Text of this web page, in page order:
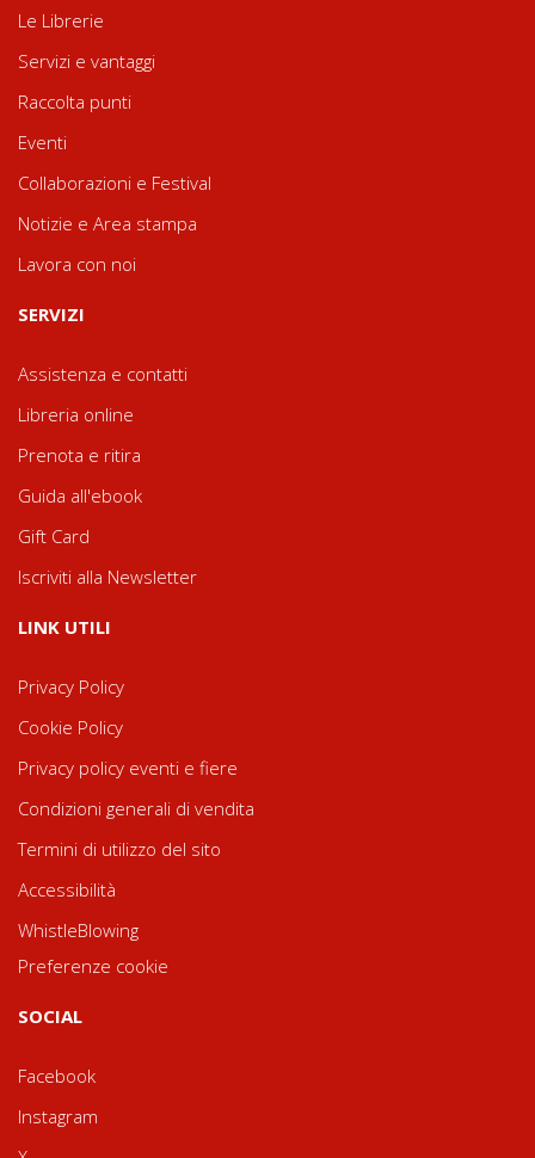
Le Librerie
Servizi e vantaggi
Raccolta punti
Eventi
Collaborazioni e Festival
Notizie e Area stampa
Lavora con noi
SERVIZI
Assistenza e contatti
Libreria online
Prenota e ritira
Guida all'ebook
Gift Card
Iscriviti alla Newsletter
LINK UTILI
Privacy Policy
Cookie Policy
Privacy policy eventi e fiere
Condizioni generali di vendita
Termini di utilizzo del sito
Accessibilità
WhistleBlowing
Preferenze cookie
SOCIAL
Facebook
Instagram